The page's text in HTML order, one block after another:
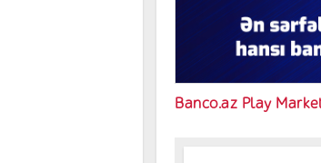
Banco.az Play